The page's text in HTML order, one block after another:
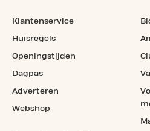
Klantenservice
Huisregels
Openingstijden
Dagpas
Adverteren
Webshop